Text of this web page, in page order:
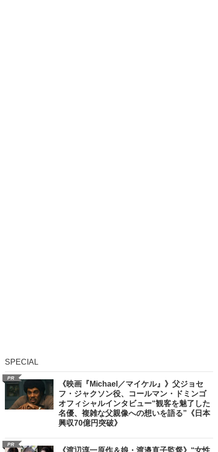
SPECIAL
PR
《映画『Michael／マイケル』》父ジョセ
フ・ジャクソン役、コールマン・ドミンゴ
オフィシャルインタビュー“観客を魅了した
名優、複雑な父親像への想いを語る”《日本
興収70億円突破》
PR
《渡辺淳一原作＆娘・渡邉直子監督》“女性